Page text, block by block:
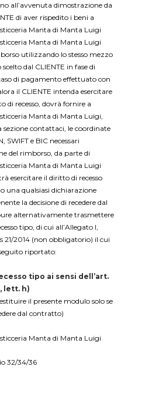
all’avvenuta dimostrazione da
di aver rispedito i beni a
Manta di Manta Luigi
Manta di Manta Luigi
utilizzando lo stesso mezzo
dal CLIENTE in fase di
di pagamento effettuato con
il CLIENTE intenda esercitare
di recesso, dovrà fornire a
Manta di Manta Luigi,
sezione contattaci, le coordinate
SWIFT e BIC necessari
del rimborso, da parte di
Manta di Manta Luigi
esercitare il diritto di recesso
una qualsiasi dichiarazione
la decisione di recedere dal
alternativamente trasmettere
tipo, di cui all’Allegato I,
21/2014 (non obbligatorio) il cui
riportato:
tipo ai sensi dell’art.
lett. h)
il presente modulo solo se
dal contratto)
Manta di Manta Luigi
32/34/36